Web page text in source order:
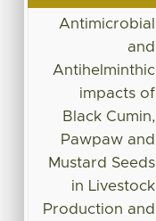
Antimicrobial
and
Antihelminthic
impacts of
Black Cumin,
Pawpaw and
Mustard Seeds
in Livestock
Production and